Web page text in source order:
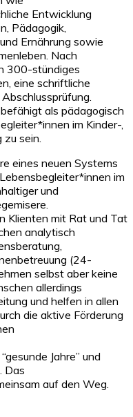
Entwicklung
Pädagogik,
Ernährung sowie
Nach
300-stündiges
eine schriftliche
als pädagogisch
im Kinder-,
sein.
eines neuen Systems
im
und
Klienten mit Rat und Tat
analytisch
(24-
selbst aber keine
allerdings
und helfen in allen
die aktive Förderung
Jahre” und
Das
auf den Weg.